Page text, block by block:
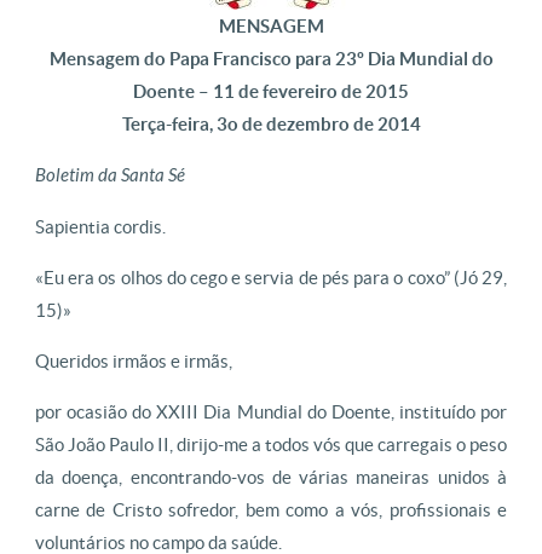
MENSAGEM
Mensagem do Papa Francisco para 23º Dia Mundial do
Doente – 11 de fevereiro de 2015
Terça-feira, 3o de dezembro de 2014
Boletim da Santa Sé
Sapientia cordis.
«Eu era os olhos do cego e servia de pés para o coxo” (Jó 29,
15)»
Queridos irmãos e irmãs,
por ocasião do XXIII Dia Mundial do Doente, instituído por
São João Paulo II, dirijo-me a todos vós que carregais o peso
da doença, encontrando-vos de várias maneiras unidos à
carne de Cristo sofredor, bem como a vós, profissionais e
voluntários no campo da saúde.